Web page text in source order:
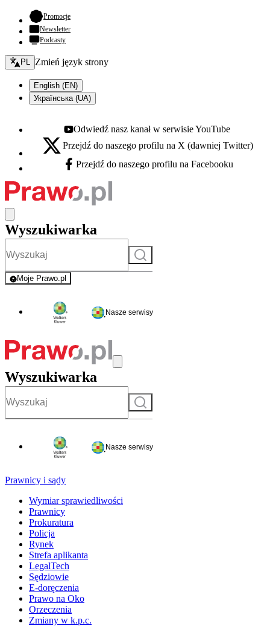
Promocje- otwiera się w nowej karcie
Newsletter
Podcasty
Zmień język - bieżący:
PL Zmień język strony
English (EN)
Українська (UA)
Youtube - otwiera się w nowej karcie
Odwiedź nasz kanał w serwisie YouTube
X - otwiera się w nowej karcie
Przejdź do naszego profilu na X (dawniej Twitter)
Facebook - otwiera się w nowej karcie
Przejdź do naszego profilu na Facebooku
Wyszukiwarka
Szukaj
Moje Prawo.pl
- rejestracja i logowanie do serwisu
Nasze serwisy
Wyszukiwarka
Szukaj
Nasze serwisy
Prawnicy i sądy
Wymiar sprawiedliwości
Prawnicy
Prokuratura
Policja
Rynek
Strefa aplikanta
LegalTech
Sędziowie
E-doręczenia
Prawo na Oko
Orzeczenia
Zmiany w k.p.c.